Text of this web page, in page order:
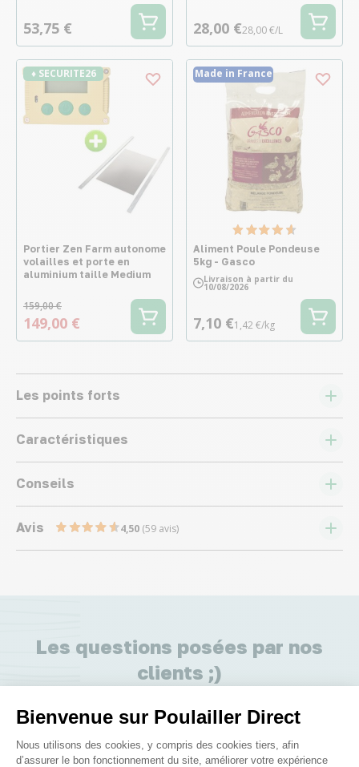
Bienvenue sur Poulailler Direct
Plateforme de Gestion du
Nous utilisons des cookies, y compris des cookies tiers, afin
d’assurer le bon fonctionnement du site, améliorer votre expérience
53,75 € 28,00 €28,00 €/L
♦ SECURITE26
Portier Zen Farm autonome
volailles et porte en
aluminium taille Medium
159,00 €
149,00 €
Made in France
Aliment Poule Pondeuse
5kg - Gasco
Livraison à partir du
10/08/2026
7,10 €1,42 €/kg
Les points forts
Caractéristiques
Conseils
Avis 4,50 (59 avis)
Les questions posées par nos
clients ;)